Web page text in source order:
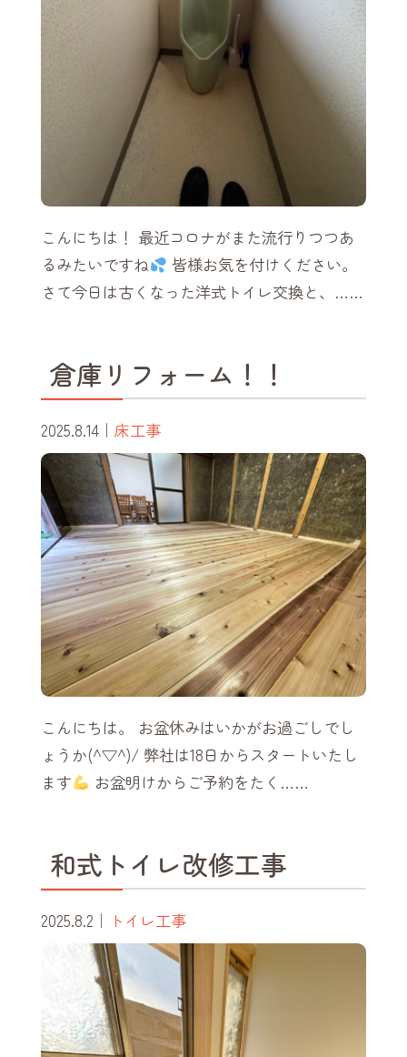
こんにちは！ 最近コロナがまた流行りつつあ
るみたいですね
皆様お気を付けください。
さて今日は古くなった洋式トイレ交換と、……
倉庫リフォーム！！
2025.8.14 ｜床工事
こんにちは。 お盆休みはいかがお過ごしでし
ょうか(^▽^)/ 弊社は18日からスタートいたし
ます
お盆明けからご予約をたく……
和式トイレ改修工事
2025.8.2 ｜ トイレ工事